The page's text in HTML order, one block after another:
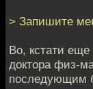
> Запишите
Во, кстати еще
доктора физ-
последующим